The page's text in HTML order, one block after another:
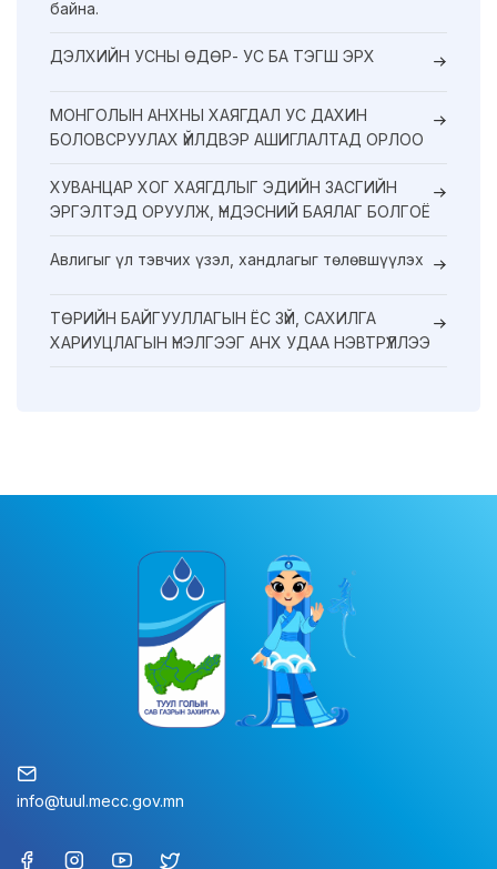
байна.
ДЭЛХИЙН УСНЫ ӨДӨР- УС БА ТЭГШ ЭРХ
МОНГОЛЫН АНХНЫ ХАЯГДАЛ УС ДАХИН
БОЛОВСРУУЛАХ ҮЙЛДВЭР АШИГЛАЛТАД ОРЛОО
ХУВАНЦАР ХОГ ХАЯГДЛЫГ ЭДИЙН ЗАСГИЙН
ЭРГЭЛТЭД ОРУУЛЖ, ҮНДЭСНИЙ БАЯЛАГ БОЛГОЁ
Авлигыг үл тэвчих үзэл, хандлагыг төлөвшүүлэх
ТӨРИЙН БАЙГУУЛЛАГЫН ЁС ЗҮЙ, САХИЛГА
ХАРИУЦЛАГЫН ҮНЭЛГЭЭГ АНХ УДАА НЭВТРҮҮЛЛЭЭ
info@tuul.mecc.gov.mn